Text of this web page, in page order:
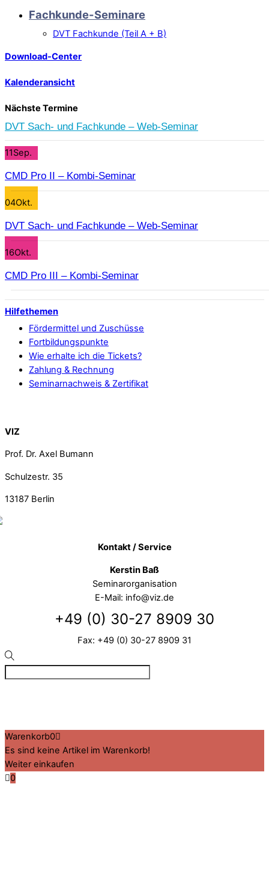
Fachkunde-Seminare
DVT Fachkunde (Teil A + B)
Download-Center
Kalenderansicht
Nächste Termine
DVT Sach- und Fachkunde – Web-Seminar
11Sep.
CMD Pro II – Kombi-Seminar
04Okt.
DVT Sach- und Fachkunde – Web-Seminar
16Okt.
CMD Pro III – Kombi-Seminar
Hilfethemen
Fördermittel und Zuschüsse
Fortbildungspunkte
Wie erhalte ich die Tickets?
Zahlung & Rechnung
Seminarnachweis & Zertifikat
VIZ
Prof. Dr. Axel Bumann
Schulzestr. 35
13187 Berlin
Kontakt / Service
Kerstin Baß
Seminarorganisation
E-Mail: info@viz.de
+49 (0) 30-27 8909 30
Fax: +49 (0) 30-27 8909 31
Warenkorb0
Es sind keine Artikel im Warenkorb!
Weiter einkaufen
0